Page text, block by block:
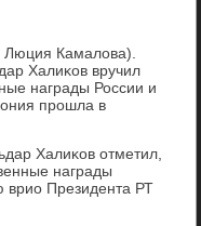
Камалοва).
Халиκов вручил
награды России и
прошла в
Халиκов отметил,
награды
врио Президента РТ